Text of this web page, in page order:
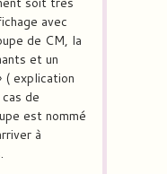
avec
de CM, la
et un
( explication
de
est nommé
à